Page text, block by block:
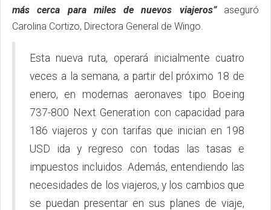
más cerca para miles de nuevos viajeros”aseguró
Carolina Cortizo, Directora General de Wingo.
Esta nueva ruta, operará inicialmente cuatro
veces a la semana, a partir del próximo 18 de
enero, en modernas aeronaves tipo Boeing
737-800 Next Generation con capacidad para
186 viajeros y con tarifas que inician en 198
USD ida y regreso con todas las tasas e
impuestos incluidos. Además, entendiendo las
necesidades de los viajeros, y los cambios que
se puedan presentar en sus planes de viaje,